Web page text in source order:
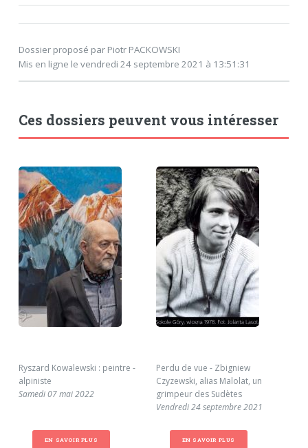
Dossier proposé par Piotr PACKOWSKI
Mis en ligne le vendredi 24 septembre 2021 à 13:51:31
Ces dossiers peuvent vous intéresser
Ryszard Kowalewski : peintre -
alpiniste
Samedi 07 mai 2022
EN SAVOIR PLUS
Perdu de vue - Zbigniew
Czyzewski, alias Malolat, un
grimpeur des Sudètes
Vendredi 24 septembre 2021
EN SAVOIR PLUS